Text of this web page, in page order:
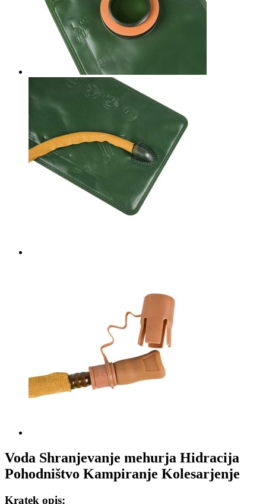
Voda Shranjevanje mehurja Hidracija
Pohodništvo Kampiranje Kolesarjenje
Kratek opis: